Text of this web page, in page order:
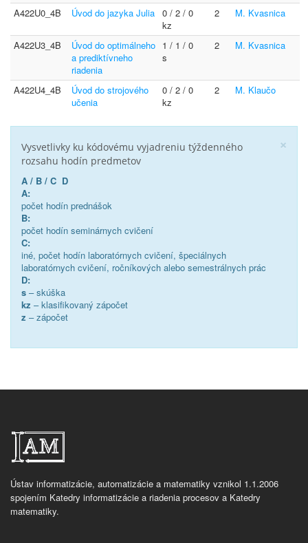
A422U0_4B Úvod do jazyka Julia 0 / 2 / 0
kz
2 M. Kvasnica
A422U3_4B
Úvod do optimálneho
a prediktívneho
riadenia
1 / 1 / 0
s
2 M. Kvasnica
A422U4_4B
Úvod do strojového
učenia
0 / 2 / 0
kz
2 M. Klaučo
×
Vysvetlivky ku kódovému vyjadreniu týždenného
rozsahu hodín predmetov
A / B / C D
A:
počet hodín prednášok
B:
počet hodín seminárnych cvičení
C:
iné, počet hodín laboratórnych cvičení, špeciálnych
laboratórnych cvičení, ročníkových alebo semestrálnych prác
D:
s – skúška
kz – klasifikovaný zápočet
z – zápočet
Ústav informatizácie, automatizácie a matematiky vznikol 1.1.2006
spojením Katedry informatizácie a riadenia procesov a Katedry
matematiky.